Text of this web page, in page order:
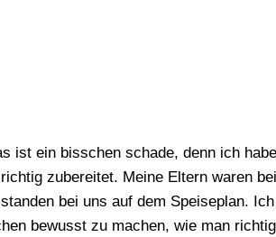
ist ein bisschen schade, denn ich
zubereitet. Meine Eltern waren
bei uns auf dem Speiseplan.
bewusst zu machen, wie man